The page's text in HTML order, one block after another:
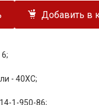
Добавить в
6;
- 40ХС;
1-950-86;